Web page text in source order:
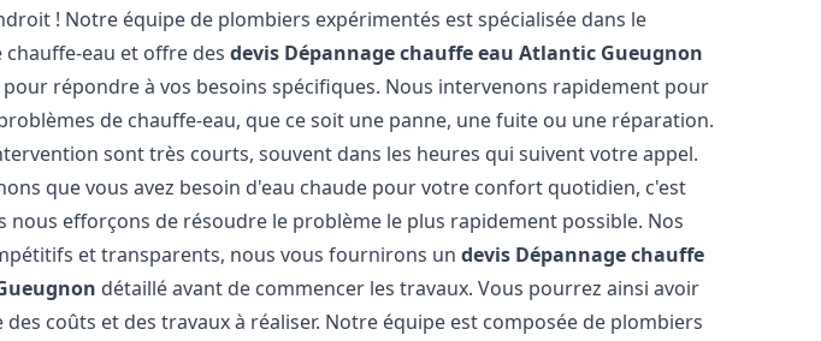
! Notre équipe de plombiers expérimentés est spécialisée dans le
chauffe-eau et offre desdevis Dépannage chauffe eau Atlantic Gueugnon
répondre à vos besoins spécifiques. Nous intervenons rapidement pour
de chauffe-eau, que ce soit une panne, une fuite ou une réparation.
sont très courts, souvent dans les heures qui suivent votre appel.
que vous avez besoin d'eau chaude pour votre confort quotidien, c'est
nous efforçons de résoudre le problème le plus rapidement possible. Nos
et transparents, nous vous fournirons undevis Dépannage chauffe
détaillé avant de commencer les travaux. Vous pourrez ainsi avoir
des coûts et des travaux à réaliser. Notre équipe est composée de plombiers